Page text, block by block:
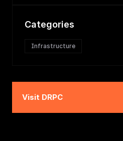
Categories
Infrastructure
Visit DRPC